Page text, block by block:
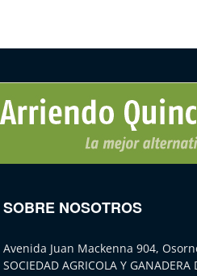
SOBRE NOSOTROS
Avenida Juan Mackenna 904,
SOCIEDAD AGRICOLA Y GANADERA